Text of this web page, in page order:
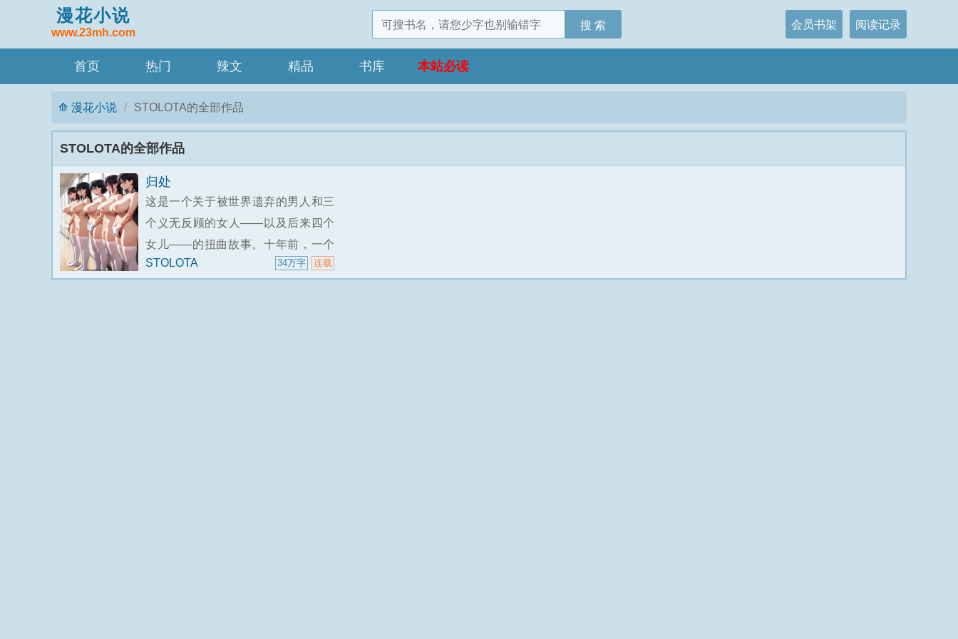
漫花小说
www.23mh.com
搜 索 阅读记录
会员书架
首页 热门 辣文 精品 书库 本站必读
漫花小说 STOLOTA的全部作品
STOLOTA的全部作品
归处
这是一个关于被世界遗弃的男人和三
个义无反顾的女人——以及后来四个
女儿——的扭曲故事。十年前，一个
失意的老师来到一所破败的公立学
STOLOTA 连载
34万字